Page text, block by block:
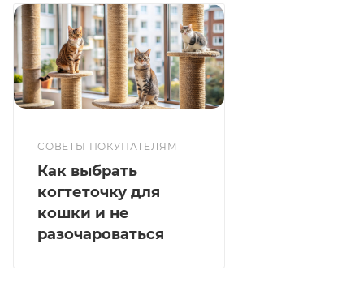
СОВЕТЫ ПОКУПАТЕЛЯМ
Как выбрать
когтеточку для
кошки и не
разочароваться